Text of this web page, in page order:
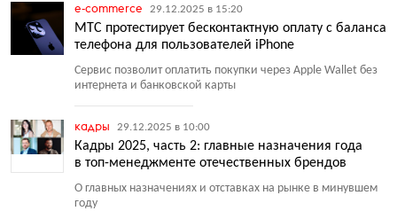
e-commerce 29.12.2025 в 15:20
МТС протестирует бесконтактную оплату с баланса
телефона для пользователей iPhone
Сервис позволит оплатить покупки через Apple Wallet без
интернета и банковской карты
кадры 29.12.2025 в 10:00
Кадры 2025, часть 2: главные назначения года
в топ-менеджменте отечественных брендов
О главных назначениях и отставках на рынке в минувшем
году